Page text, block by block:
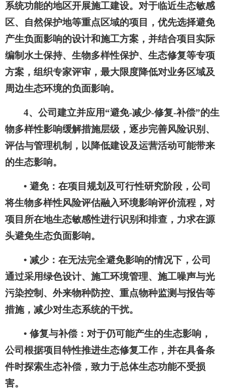
系统功能的地区开展施工建设。对于临近生态敏感
区、自然保护地等重点区域的项目，优先选择避免
产生负面影响的设计和施工方案，并结合项目实际
编制水土保持、生物多样性保护、生态修复等专项
方案，组织专家评审，最大限度降低对业务区域及
周边生态环境的负面影响。
4、公司建立并应用“避免-减少-修复-补偿”的生
物多样性影响缓解措施层级，逐步完善风险识别、
评估与管理机制，以降低建设及运营活动可能带来
的生态影响。
• 避免：在项目规划及可行性研究阶段，公司
将生物多样性风险评估融入环境影响评价流程，对
项目所在地生态敏感性进行识别和排查，力求在源
头避免生态负面影响。
• 减少：在无法完全避免影响的情况下，公司
通过采用绿色设计、施工环境管理、施工噪声与光
污染控制、外来物种防控、重点物种监测与报告等
措施，减少对生态系统的干扰。
• 修复与补偿：对于仍可能产生的生态影响，
公司根据项目特性推进生态修复工作，并在具备条
件时探索生态补偿，致力于总体生态功能不受损
害。